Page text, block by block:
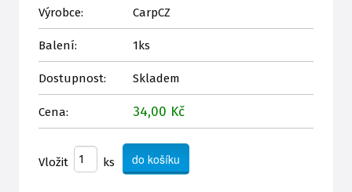
Výrobce: CarpCZ
Balení: 1ks
Dostupnost: Skladem
Cena: 34,00 Kč
Vložit ks